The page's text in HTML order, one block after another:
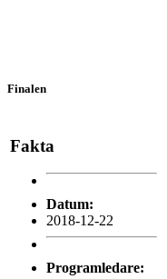
Finalen
Fakta
Datum:
2018-12-22
Programledare: